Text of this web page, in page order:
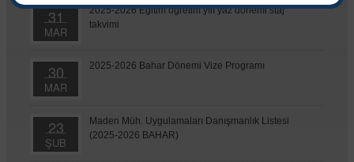
31
MAR
2025-2026 Eğitim öğretim yılı yaz dönemi staj
takvimi
30
MAR
2025-2026 Bahar Dönemi Vize Programı
23
ŞUB
Maden Müh. Uygulamaları Danışmanlık Listesi
(2025-2026 BAHAR)